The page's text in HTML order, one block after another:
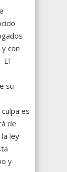
con
El
su
es
de
ley
y